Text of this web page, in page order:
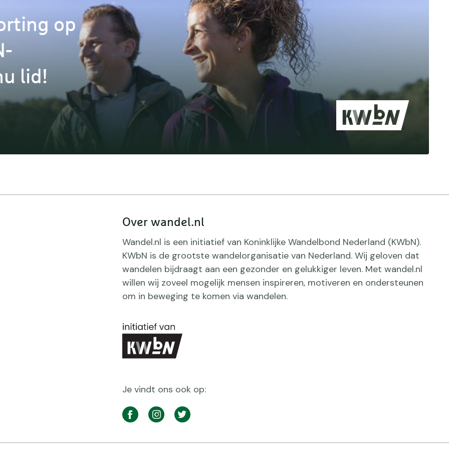
op
lid!
Over wandel.nl
Wandel.nl is een initiatief van Koninklijke Wandelbond Nederland (KWbN).
KWbN is de grootste wandelorganisatie van Nederland. Wij geloven dat
wandelen bijdraagt aan een gezonder en gelukkiger leven. Met wandel.nl
willen wij zoveel mogelijk mensen inspireren, motiveren en ondersteunen
om in beweging te komen via wandelen.
Je vindt ons ook op:
Social
media
FacebookInstagramTwitter